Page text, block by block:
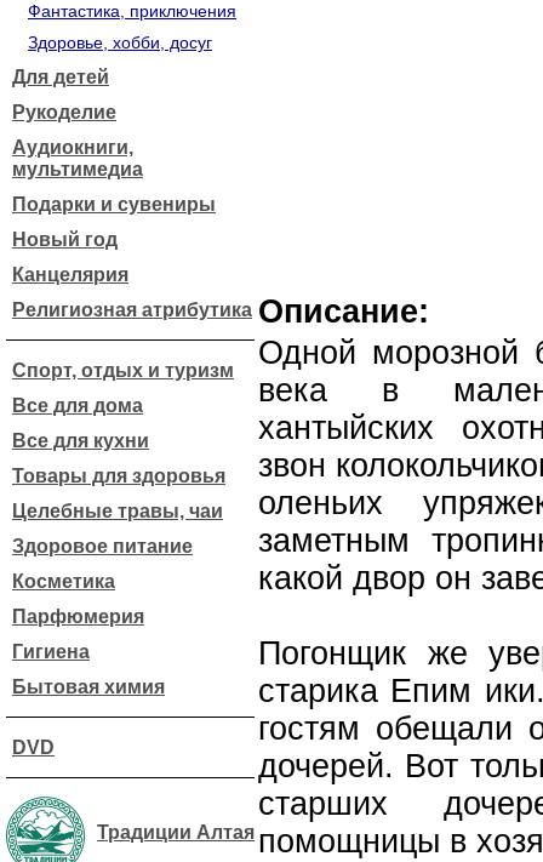
Фантастика, приключения
Здоровье, хобби, досуг
Для детей
Рукоделие
Аудиокниги,
мультимедиа
Подарки и сувениры
Новый год
Канцелярия
Религиозная атрибутика
Спорт, отдых и туризм
Все для дома
Все для кухни
Товары для здоровья
Целебные травы, чаи
Здоровое питание
Косметика
Парфюмерия
Гигиена
Бытовая химия
DVD
Традиции Алтая
Описание:
Одной морозной
века в
хантыйских
звон
оленьих
заметным
какой двор он
Погонщик же
старика Епим
гостям обещали
дочерей. Вот
старших
помощницы в